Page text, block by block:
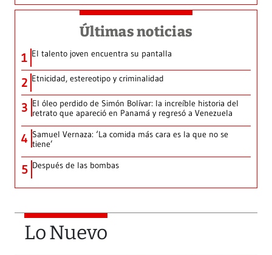
Últimas noticias
1 El talento joven encuentra su pantalla​
2 Etnicidad, estereotipo y criminalidad
3 El óleo perdido de Simón Bolívar: la increíble historia del
retrato que apareció en Panamá y regresó a Venezuela
4 Samuel Vernaza: ‘La comida más cara es la que no se
tiene’
5 Después de las bombas
Lo Nuevo